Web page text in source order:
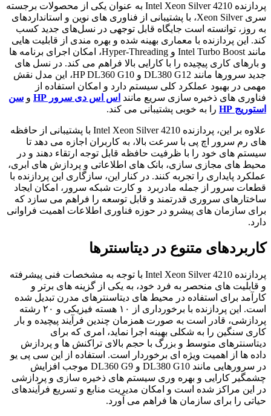
پردازنده Intel Xeon Silver 4210 به عنوان یکی از محصولات برجسته
سری Xeon Silver، با پشتیبانی از فناوری‌ های نوین و استانداردهای
به‌ روز، توانسته است جایگاه قابل توجهی در نسل‌های جدید کسب
کند. این پردازنده با معماری بهینه شده و بهره مندی از قابلیت هایی
مانند Intel Turbo Boost و Hyper-Threading، امکان اجرای برنامه‌ ها
و بارهای کاری پیچیده را با کارایی بالا فراهم می‌ کند. در نسل‌ های
جدید سرورها مانند DL380 G12 و HP DL360 G10، این مدل نقش
مهمی در بهبود عملکرد کلی سیستم دارد و امکان استفاده از
فناوری‌ های ذخیره‌ سازی سریع مانند اس اس دی سرور HP و سن
استوریج HP
را به خوبی پشتیبانی می‌ کند.
علاوه بر این، پردازنده Intel Xeon Silver 4210 با پشتیبانی از حافظه‌
های رم سرور اچ پی با سرعت بالا، به کاربران اجازه می‌ دهد تا
سیستم‌ های خود را با ظرفیت حافظه قابل توجه ارتقاء دهند و در
محیط‌ های مجازی سازی، بانک‌ های اطلاعاتی و پردازش‌ های ابری،
عملکرد پایداری را تجربه کنند. در کنار این، سازگاری این پردازنده با
قطعات سرور از جمله مادربرد و کارت شبکه سرور، امکان ایجاد
ساختارهای سروری قدرتمند و قابل توسعه را فراهم می‌ سازد که
برای سازمان‌ های پیشرو در حوزه فناوری اطلاعات اهمیت فراوانی
دارد.
کاربردهای متنوع در دیتاسنترها
پردازنده Intel Xeon Silver 4210 با توجه به مشخصات فنی پیشرفته
و قابلیت های منحصر به فرد خود، به یکی از گزینه های برتر و
کارآمد برای استفاده در محیط های دیتاسنترهای مدرن تبدیل شده
است. این پردازنده با برخورداری از ۱۰ هسته فیزیکی و ۲۰ رشته
پردازشی، قادر است به صورت همزمان چندین فرآیند پیچیده و بار
کاری سنگین را به شکلی بهینه اجرا نماید، امری که برای
دیتاسنترهای متوسط و بزرگ با حجم بالای تراکنش ها و پردازش
داده ها از اهمیت ویژه ای برخوردار است. استفاده از این سی پی یو
در سرورهایی مانند DL380 G10 و DL360 G9 موجب افزایش
چشمگیر کارایی و بهره وری سیستم های ذخیره سازی و پردازشی
در این مراکز شده است و امکان مدیریت منابع و تسریع فرآیندهای
حیاتی را برای سازمان ها فراهم می آورد.